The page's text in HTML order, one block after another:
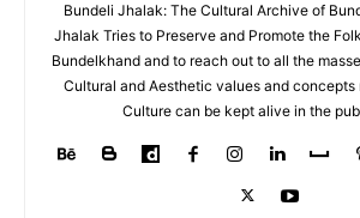
Bundeli Jhalak: The Cultural Archive of
Jhalak Tries to Preserve and Promote the
Bundelkhand and to reach out to all the
Cultural and Aesthetic values and concepts
Culture can be kept alive in the